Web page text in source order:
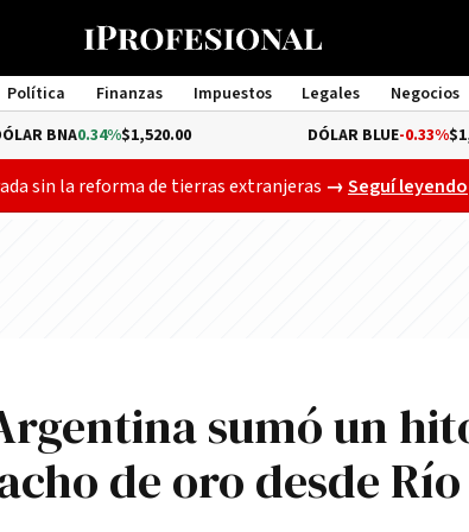
Política Finanzas Impuestos Legales Negocios
Management
0.34%$1,520.00 DÓLAR BLUE-0.33%$1,540.00
sin la reforma de tierras extranjeras El Senado ya
→Seguí leyendo
sumó un
de oro desde Río